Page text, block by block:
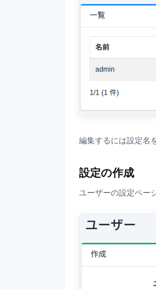
編集するには設定名
設定の作成
ユーザーの設定ペー